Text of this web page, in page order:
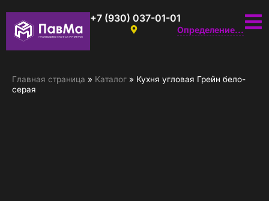
+7 (930) 037-01-01
Определение...
Главная страница » Каталог » Кухня угловая Грейн бело-
серая